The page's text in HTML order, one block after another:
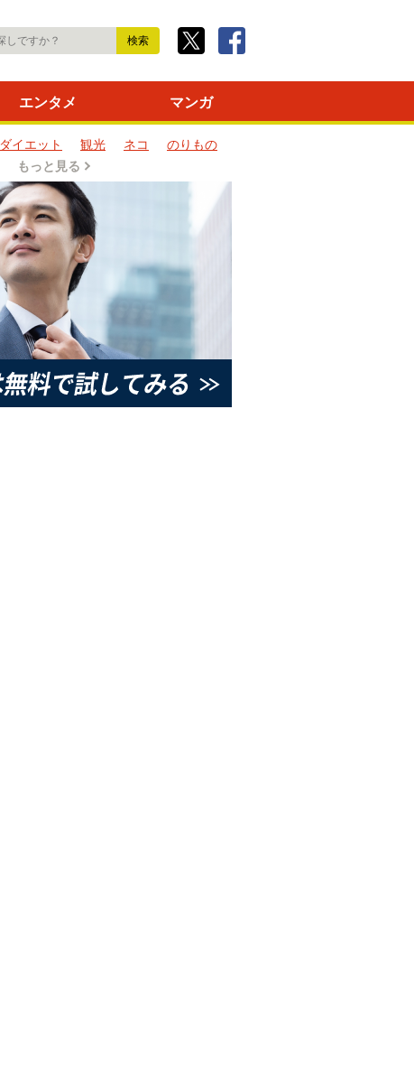
エンタメ マンガ
ダイエット 観光 ネコ
のりもの
もっと見る